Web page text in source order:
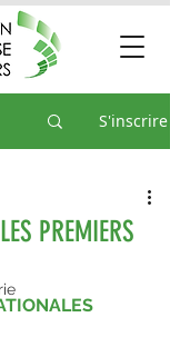
S'inscrire
PREMIERS